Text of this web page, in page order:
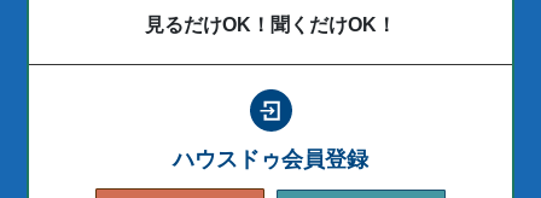
見るだけOK！聞くだけOK！
ハウスドゥ会員登録